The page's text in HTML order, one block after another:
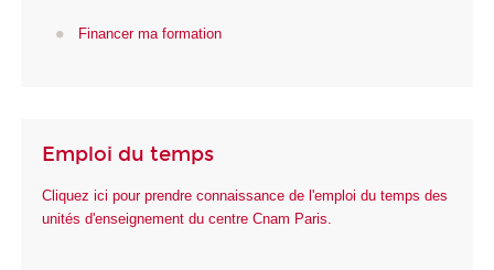
Financer ma formation
Emploi du temps
Cliquez ici pour prendre connaissance de l'emploi du temps des
unités d'enseignement du centre Cnam Paris.